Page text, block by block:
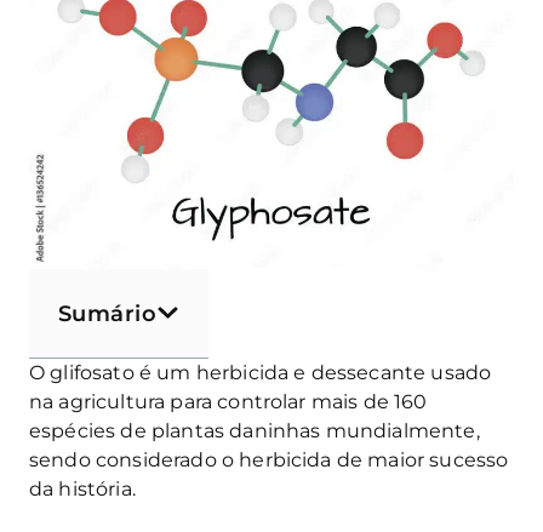
Sumário
O glifosato é um herbicida e dessecante usado
na agricultura para controlar mais de 160
espécies de plantas daninhas mundialmente,
sendo considerado o herbicida de maior sucesso
da história.